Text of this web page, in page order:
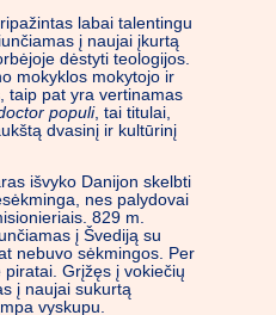
labai talentingu
į naujai įkurtą
dėstyti teologijos.
mokyklos mokytojo ir
taip pat yra vertinamas
populi, tai titulai,
dvasinį ir kultūrinį
išvyko Danijon skelbti
nes palydovai
829 m.
į Švediją su
nebuvo sėkmingos. Per
Grįžęs į vokiečių
į naujai sukurtą
vyskupu.